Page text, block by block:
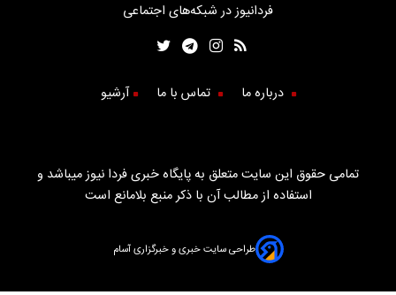
فردانیوز در شبکه‌های اجتماعی
درباره ما تماس با ما آرشیو
تمامی حقوق این سایت متعلق به پایگاه خبری فردا نیوز میباشد و
استفاده از مطالب آن با ذکر منبع بلامانع است
طراحی سایت خبری و خبرگزاری آسام